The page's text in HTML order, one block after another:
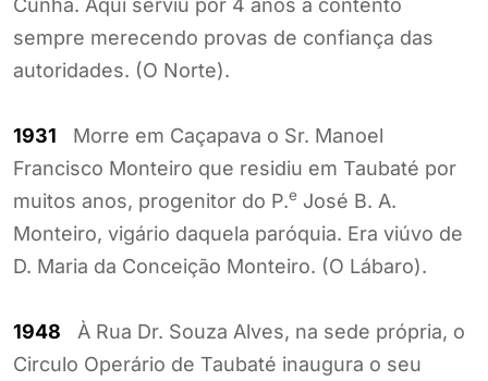
sempre merecendo provas de confiança das
autoridades. (O Norte).
1931 Morre em Caçapava o Sr. Manoel
Francisco Monteiro que residiu em Taubaté por
muitos anos, progenitor do P.e José B. A.
Monteiro, vigário daquela paróquia. Era viúvo de
D. Maria da Conceição Monteiro. (O Lábaro).
1948 À Rua Dr. Souza Alves, na sede própria, o
Circulo Operário de Taubaté inaugura o seu